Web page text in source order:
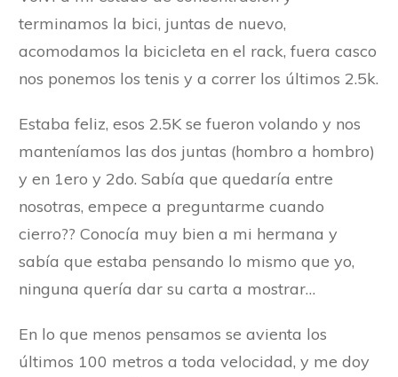
terminamos la bici, juntas de nuevo,
acomodamos la bicicleta en el rack, fuera casco
nos ponemos los tenis y a correr los últimos 2.5k.
Estaba feliz, esos 2.5K se fueron volando y nos
manteníamos las dos juntas (hombro a hombro)
y en 1ero y 2do. Sabía que quedaría entre
nosotras, empece a preguntarme cuando
cierro?? Conocía muy bien a mi hermana y
sabía que estaba pensando lo mismo que yo,
ninguna quería dar su carta a mostrar…
En lo que menos pensamos se avienta los
últimos 100 metros a toda velocidad, y me doy